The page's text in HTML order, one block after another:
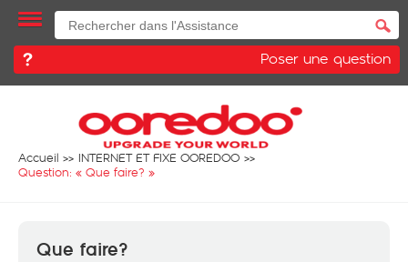
Poser une question
Accueil
INTERNET ET FIXE OOREDOO
Question: « Que faire? »
Que faire?